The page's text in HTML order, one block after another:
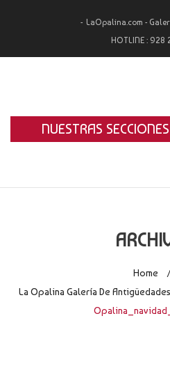
LaOpalina.com -
HOTLINE : 928
NUESTRAS SECCIONES
LA OPALINA
TASACIÓN Y COMPRA
Home /
La Opalina Galería De